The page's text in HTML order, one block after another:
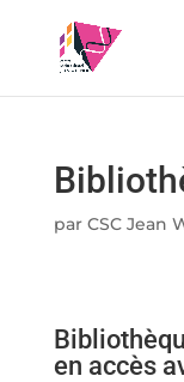
par CSC Jean
en accès